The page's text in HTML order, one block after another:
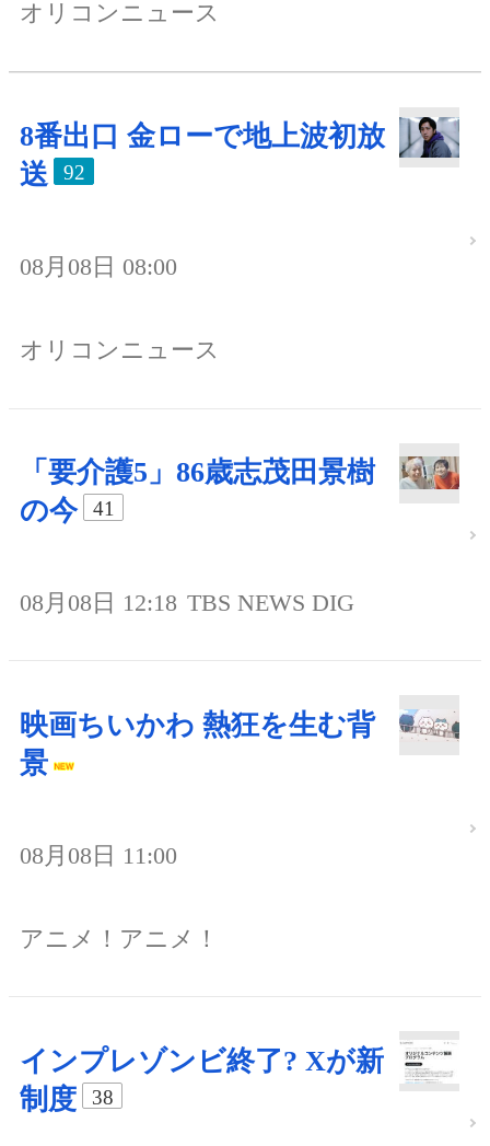
オリコンニュース
8番出口 金ローで地上波初放
送
92
08月08日 08:00
オリコンニュース
「要介護5」86歳志茂田景樹
の今
41
08月08日 12:18 TBS NEWS DIG
映画ちいかわ 熱狂を生む背
景
08月08日 11:00
アニメ！アニメ！
インプレゾンビ終了? Xが新
制度
38